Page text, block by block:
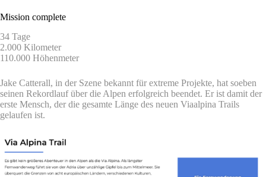
Mission complete
34 Tage
2.000 Kilometer
110.000 Höhenmeter
Jake Catterall, in der Szene bekannt für extreme Projekte, hat soeben
seinen Rekordlauf über die Alpen erfolgreich beendet. Er ist damit der
erste Mensch, der die gesamte Länge des neuen Viaalpina Trails
gelaufen ist.